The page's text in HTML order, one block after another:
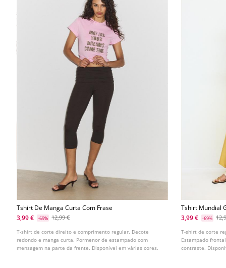
Tshirt De Manga Curta Com Frase
3,99 €
-69% 12,99 €
T-shirt de corte direito e comprimento regular. Decote
redondo e manga curta. Pormenor de estampado com
mensagem na parte da frente. Disponível em várias cores.
Tshirt Mundial
3,99 €
-69%
T-shirt de corte
Estampado
contraste.